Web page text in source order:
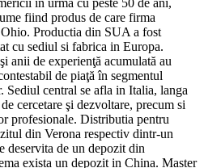
fiind produs de care firma
Productia din SUA a fost
cu sediul si fabrica in Europa.
anii de experienţă acumulată au
de piaţă în segmentul
Sediul central se afla in Italia, langa
cercetare şi dezvoltare, precum si
profesionale. Distributia pentru
din Verona respectiv dintr-un
deservita de un depozit din
exista un depozit in China. Master